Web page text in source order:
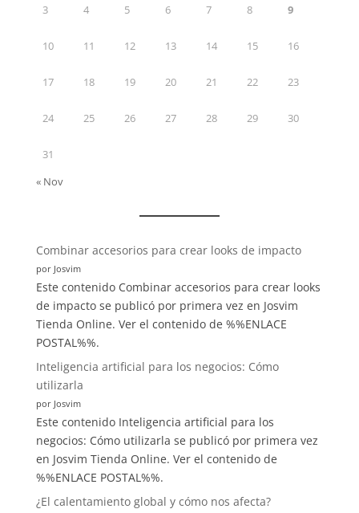
3 4 5 6 7 8 9
10 11 12 13 14 15 16
17 18 19 20 21 22 23
24 25 26 27 28 29 30
31
« Nov
:
Hábitos
que
cambiarán
tu
vida:
¡Mejora
tu
a
Combinar accesorios para crear looks de impacto
por Josvim
Este contenido Combinar accesorios para crear looks
de impacto se publicó por primera vez en Josvim
Tienda Online. Ver el contenido de %%ENLACE
POSTAL%%.
Inteligencia artificial para los negocios: Cómo
utilizarla
por Josvim
Este contenido Inteligencia artificial para los
negocios: Cómo utilizarla se publicó por primera vez
en Josvim Tienda Online. Ver el contenido de
%%ENLACE POSTAL%%.
¿El calentamiento global y cómo nos afecta?